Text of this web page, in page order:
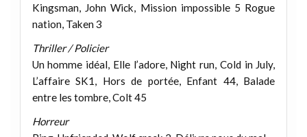
Kingsman, John Wick, Mission impossible 5 Rogue
nation, Taken 3
Thriller / Policier
Un homme idéal, Elle l’adore, Night run, Cold in July,
L’affaire SK1, Hors de portée, Enfant 44, Balade
entre les tombre, Colt 45
Horreur